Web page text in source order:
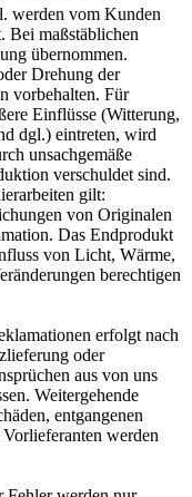
werden vom Kunden
Bei maßstäblichen
übernommen.
Drehung der
vorbehalten. Für
Einflüsse (Witterung,
dgl.) eintreten, wird
unsachgemäße
verschuldet sind.
gilt:
von Originalen
Das Endprodukt
von Licht, Wärme,
berechtigen
erfolgt nach
oder
aus von uns
Weitergehende
entgangenen
werden